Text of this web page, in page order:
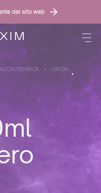
del sito web
TERMICA
ORION